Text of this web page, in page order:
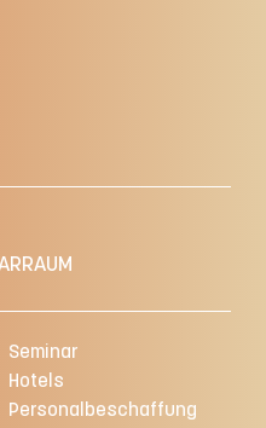
Seminar
Hotels
Personalbeschaffung